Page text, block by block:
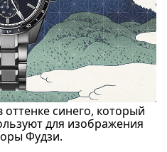
синего, который
для изображения
Фудзи.